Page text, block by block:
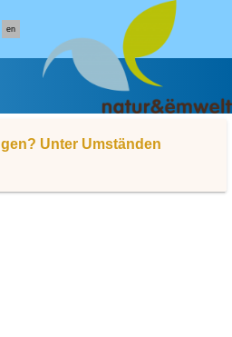
en
Unter Umständen